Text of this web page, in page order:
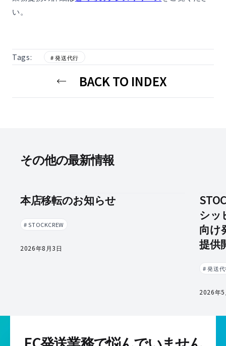
い。
Tags: # 発送代行
BACK TO INDEX
その他の最新情報
本店移転のお知らせ
# STOCKCREW
2026年8月3日
シッ
向け
提供
# 発送
2026年